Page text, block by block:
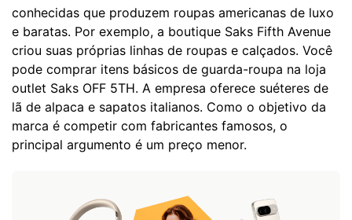
conhecidas que produzem roupas americanas de luxo
e baratas. Por exemplo, a boutique Saks Fifth Avenue
criou suas próprias linhas de roupas e calçados. Você
pode comprar itens básicos de guarda-roupa na loja
outlet Saks OFF 5TH. A empresa oferece suéteres de
lã de alpaca e sapatos italianos. Como o objetivo da
marca é competir com fabricantes famosos, o
principal argumento é um preço menor.